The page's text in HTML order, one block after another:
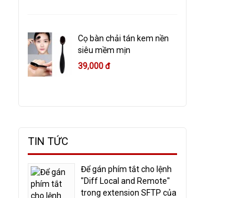
Cọ bàn chải tán kem nền
siêu mềm mịn
39,000 đ
TIN TỨC
​Để gán phím tắt cho lệnh
"Diff Local and Remote"
trong extension SFTP của